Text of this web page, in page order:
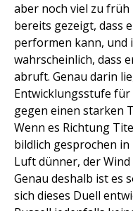
aber noch viel zu früh
bereits gezeigt, dass
performen kann, und
wahrscheinlich, dass
abruft. Genau darin
Entwicklungsstufe für
gegen einen starken
Wenn es Richtung
bildlich gesprochen
Luft dünner, der
Genau deshalb ist es
sich dieses Duell